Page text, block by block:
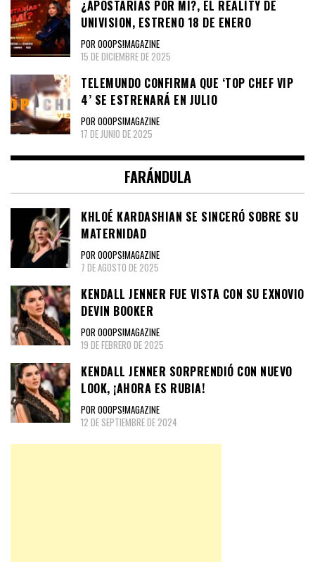
¿APOSTARÍAS POR MÍ?, EL REALITY DE
UNIVISION, ESTRENO 18 DE ENERO
POR OOOPS!MAGAZINE
15 DE DICIEMBRE DE 2025
TELEMUNDO CONFIRMA QUE ‘TOP CHEF VIP
4’ SE ESTRENARÁ EN JULIO
POR OOOPS!MAGAZINE
17 DE JUNIO DE 2025
FARÁNDULA
KHLOÉ KARDASHIAN SE SINCERÓ SOBRE SU
MATERNIDAD
POR OOOPS!MAGAZINE
7 DE AGOSTO DE 2025
KENDALL JENNER FUE VISTA CON SU EXNOVIO
DEVIN BOOKER
POR OOOPS!MAGAZINE
19 DE FEBRERO DE 2025
KENDALL JENNER SORPRENDIÓ CON NUEVO
LOOK, ¡AHORA ES RUBIA!
POR OOOPS!MAGAZINE
12 DE SEPTIEMBRE DE 2024